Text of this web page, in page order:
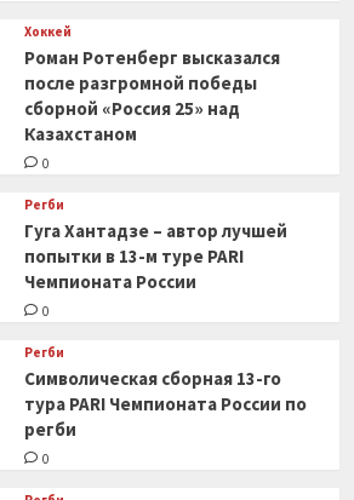
Хоккей
Роман Ротенберг высказался
после разгромной победы
сборной «Россия 25» над
Казахстаном
0
Регби
Гуга Хантадзе – автор лучшей
попытки в 13-м туре PARI
Чемпионата России
0
Регби
Символическая сборная 13-го
тура PARI Чемпионата России по
регби
0